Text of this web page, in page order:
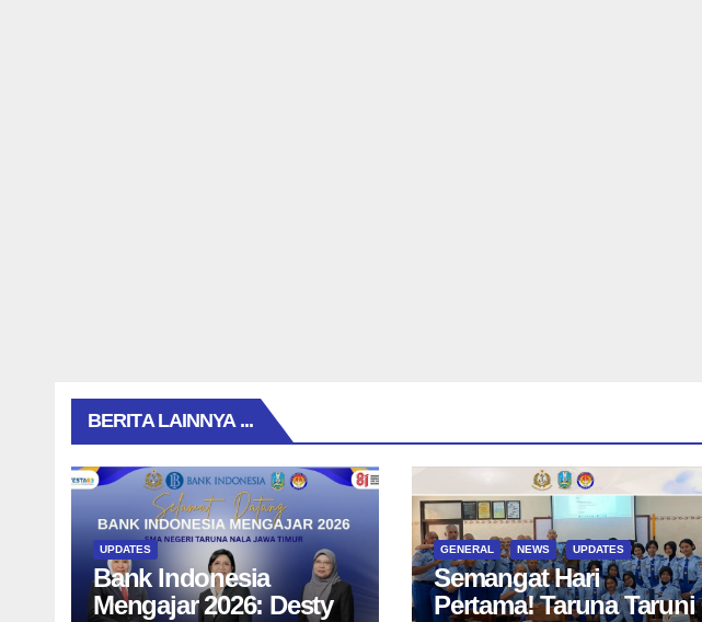
BERITA LAINNYA ...
UPDATES
Bank Indonesia
Mengajar 2026: Desty
GENERAL NEWS UPDATES
Semangat Hari
Pertama! Taruna Taruni